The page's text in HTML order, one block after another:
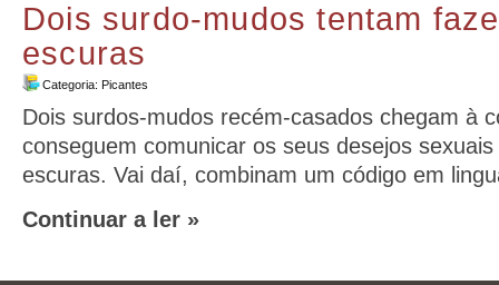
Dois surdo-mudos tentam
escuras
Categoria: Picantes
Dois surdos-mudos recém-casados chegam à
conseguem comunicar os seus desejos
escuras. Vai daí, combinam um código em
Continuar a ler »